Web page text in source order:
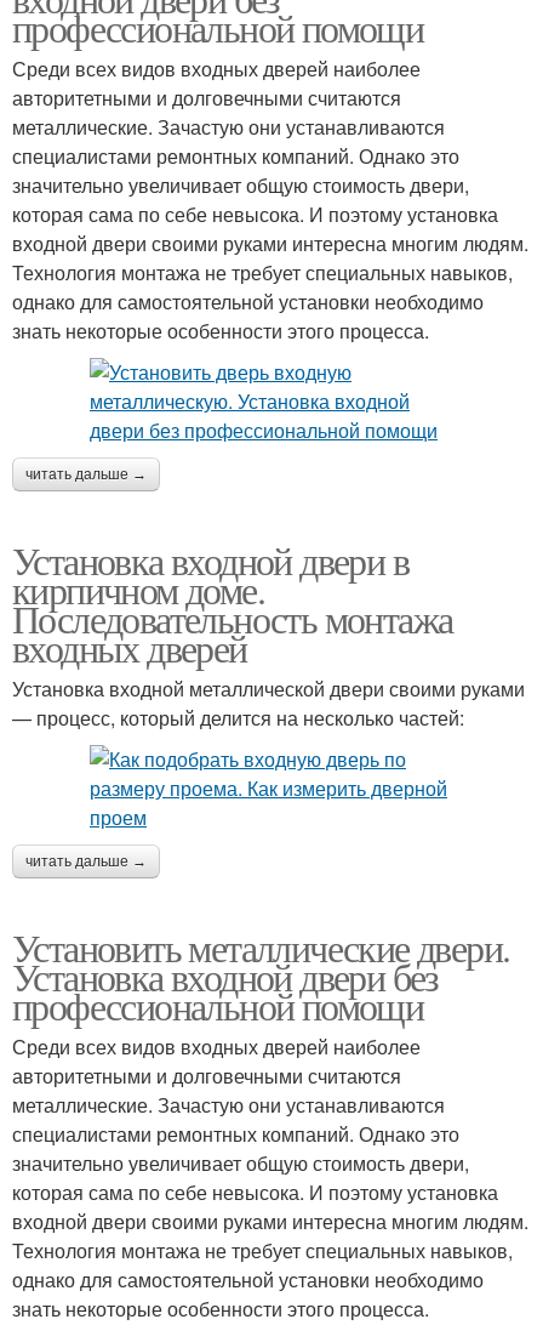
профессиональной помощи
Среди всех видов входных дверей наиболее
авторитетными и долговечными считаются
металлические. Зачастую они устанавливаются
специалистами ремонтных компаний. Однако это
значительно увеличивает общую стоимость двери,
которая сама по себе невысока. И поэтому установка
входной двери своими руками интересна многим людям.
Технология монтажа не требует специальных навыков,
однако для самостоятельной установки необходимо
знать некоторые особенности этого процесса.
читать дальше →
Установка входной двери в
кирпичном доме.
Последовательность монтажа
входных дверей
Установка входной металлической двери своими руками
— процесс, который делится на несколько частей:
читать дальше →
Установить металлические двери.
Установка входной двери без
профессиональной помощи
Среди всех видов входных дверей наиболее
авторитетными и долговечными считаются
металлические. Зачастую они устанавливаются
специалистами ремонтных компаний. Однако это
значительно увеличивает общую стоимость двери,
которая сама по себе невысока. И поэтому установка
входной двери своими руками интересна многим людям.
Технология монтажа не требует специальных навыков,
однако для самостоятельной установки необходимо
знать некоторые особенности этого процесса.